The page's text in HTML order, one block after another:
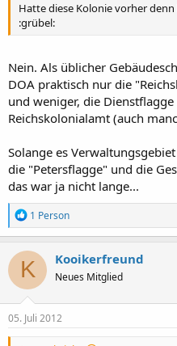
Hatte diese Kolonie vorher
:grübel:
Nein. Als üblicher
DOA praktisch nur die
und weniger, die
Reichskolonialamt (auch
Solange es
die "Petersflagge" und die
das war ja nicht lange...
R
e
a
k
t
i
o
n
e
1 Person
K Kooikerfreund
Neues Mitglied
05. Juli 2012